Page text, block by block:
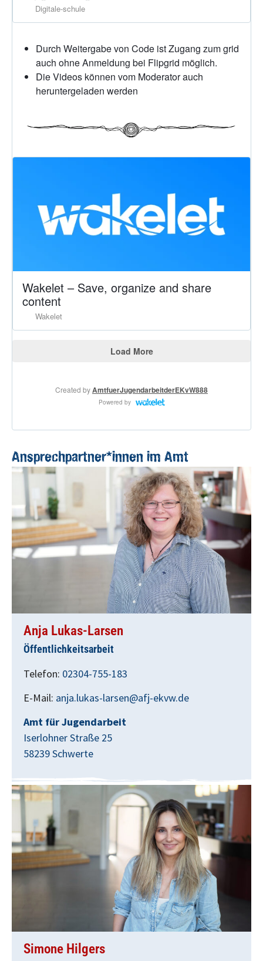
Ansprechpartner*innen im Amt
Anja Lukas-Larsen
Öffentlichkeitsarbeit
Telefon: 02304-755-183
E-Mail: anja.lukas-larsen@afj-ekvw.de
Amt für Jugendarbeit
Iserlohner Straße 25
58239 Schwerte
Simone Hilgers